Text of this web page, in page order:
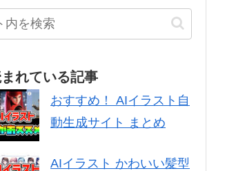
れている記事
おすすめ！ AIイラスト自
動生成サイト まとめ
AIイラスト かわいい髪型